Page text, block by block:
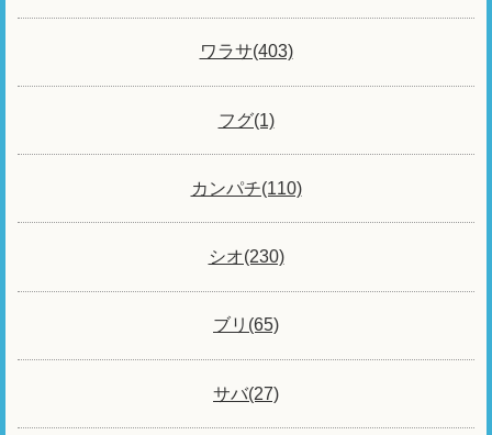
ワラサ(403)
フグ(1)
カンパチ(110)
シオ(230)
ブリ(65)
サバ(27)